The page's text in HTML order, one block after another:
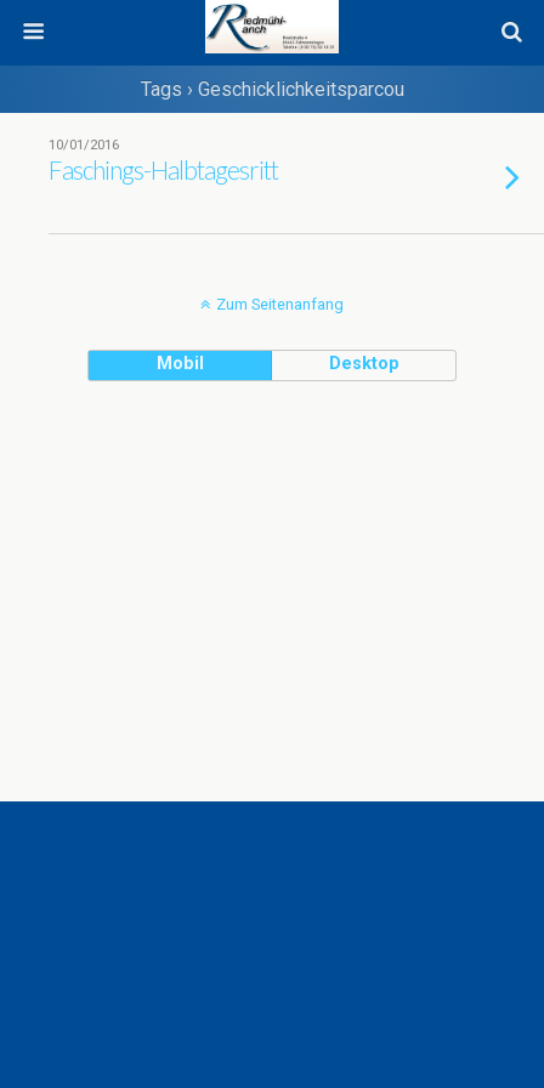
Tags › Geschicklichkeitsparcou
10/01/2016
Faschings-Halbtagesritt
Zum Seitenanfang
Mobil Desktop